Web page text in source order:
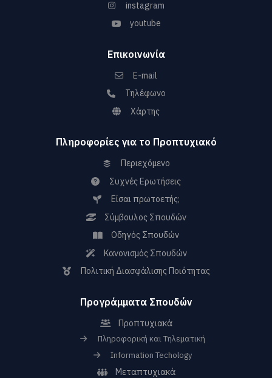
instagram
youtube
Επικοινωνία
E-mail
Τηλέφωνο
Χάρτης
Πληροφορίες για το Προπτυχιακό
Περιεχόμενο
Συχνές Ερωτήσεις
Είσαι πρωτοετής;
Σύμβουλος Σπουδών
Οδηγός Σπουδών
Κανονισμός Σπουδών
Πολιτική Διασφάλισης Ποιότητας
Προγράμματα Σπουδών
Προπτυχιακά
Πληροφορική και Τηλεματική
Information Techology
Μεταπτυχιακά